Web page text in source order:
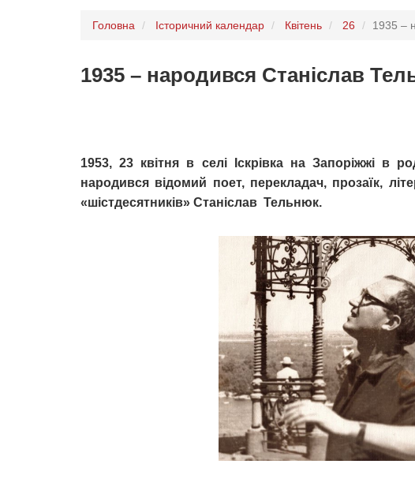
Головна Історичний календар Квітень 26 1935 –
1935 – народився Станіслав
1953, 23 квітня в селі Іскрівка на Запоріжжі в
народився відомий поет, перекладач, прозаїк,
«шістдесятників» Станіслав Тельнюк.